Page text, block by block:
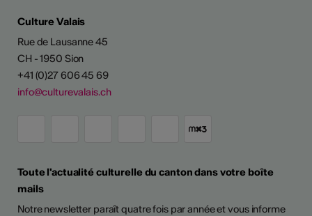
Culture Valais
Rue de Lausanne 45
CH - 1950 Sion
+41 (0)27 606 45 69
info@culturevalais.ch
Toute l'actualité culturelle du canton dans votre boîte
mails
Notre newsletter paraît quatre fois par année et vous informe